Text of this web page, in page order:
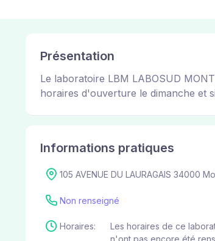
Présentation
Le laboratoire LBM LABOSUD
horaires d'ouverture le dimanche et
Informations pratiques
105 AVENUE DU LAURAGAIS 34000
Non renseigné
Horaires:
Les horaires de ce
n'ont pas encore été